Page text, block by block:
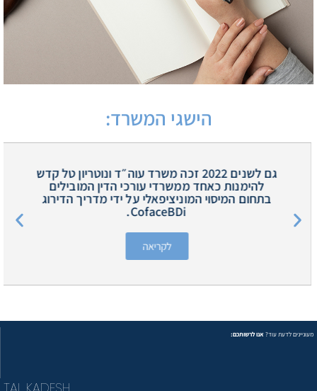
הישגי המשרד:
גם לשנים 2022 זכה משרד עוה״ד ונוטריון טל קדש
להימנות כאחד ממשרדי עורכי הדין המובילים
בתחום המיסוי המוניציפאלי על ידי מדריך הדירוג
CofaceBDi.
לקריאה
מעוניינים לדעת עוד? אנו לרשותכם: